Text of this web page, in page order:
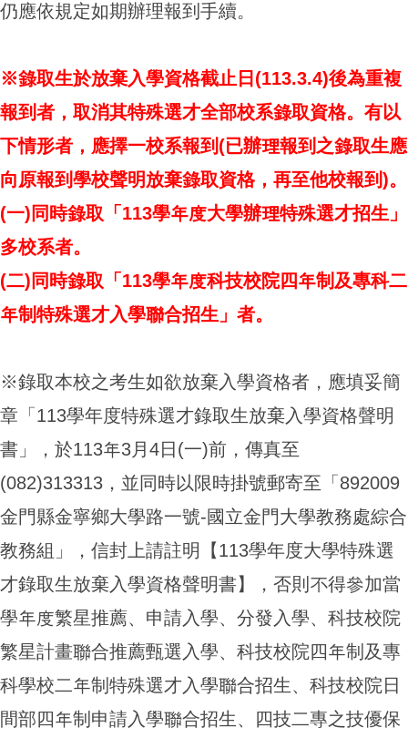
仍應依規定如期辦理報到手續。
※錄取生於放棄入學資格截止日(113.3.4)後為重複
報到者，取消其特殊選才全部校系錄取資格。有以
下情形者，應擇一校系報到(已辦理報到之錄取生應
向原報到學校聲明放棄錄取資格，再至他校報到)。
(一)同時錄取「113學年度大學辦理特殊選才招生」
多校系者。
(二)同時錄取「113學年度科技校院四年制及專科二
年制特殊選才入學聯合招生」者。
※錄取本校之考生如欲放棄入學資格者，應填妥簡
章「113學年度特殊選才錄取生放棄入學資格聲明
書」，於113年3月4日(一)前，傳真至
(082)313313，並同時以限時掛號郵寄至「892009
金門縣金寧鄉大學路一號-國立金門大學教務處綜合
教務組」，信封上請註明【113學年度大學特殊選
才錄取生放棄入學資格聲明書】，否則不得參加當
學年度繁星推薦、申請入學、分發入學、科技校院
繁星計畫聯合推薦甄選入學、科技校院四年制及專
科學校二年制特殊選才入學聯合招生、科技校院日
間部四年制申請入學聯合招生、四技二專之技優保